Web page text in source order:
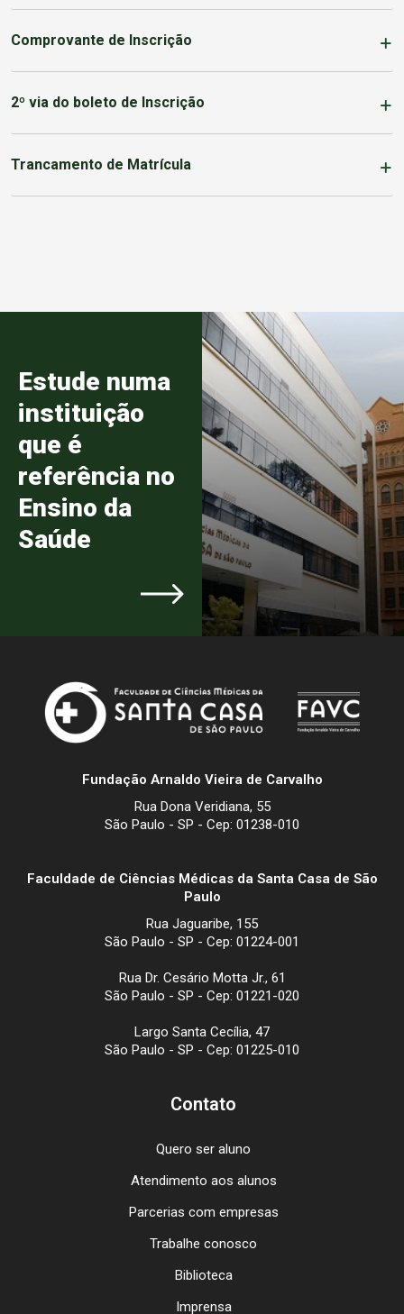
Comprovante de Inscrição
2º via do boleto de Inscrição
Trancamento de Matrícula
Estude numa
instituição
que é
referência no
Ensino da
Saúde
Fundação Arnaldo Vieira de Carvalho
Rua Dona Veridiana, 55
São Paulo - SP - Cep: 01238-010
Faculdade de Ciências Médicas da Santa Casa de São
Paulo
Rua Jaguaribe, 155
São Paulo - SP - Cep: 01224-001
Rua Dr. Cesário Motta Jr., 61
São Paulo - SP - Cep: 01221-020
Largo Santa Cecília, 47
São Paulo - SP - Cep: 01225-010
Contato
Quero ser aluno
Atendimento aos alunos
Parcerias com empresas
Trabalhe conosco
Biblioteca
Imprensa